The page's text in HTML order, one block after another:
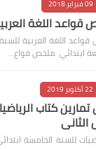
09 فبراير 2018
اللغة
اللغة العربية
ابتدائي ملخص قواع…
22 أكتوبر 2019
الثاني